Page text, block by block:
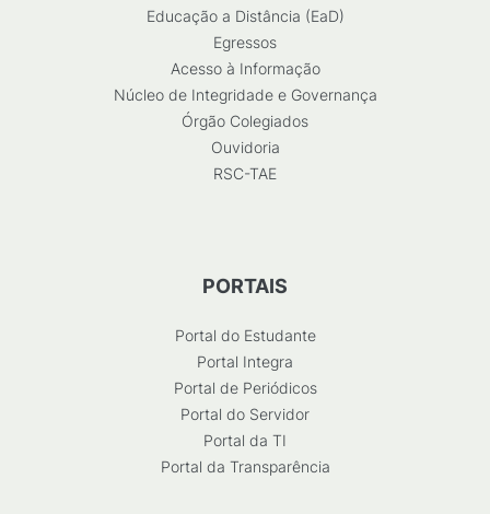
Educação a Distância (EaD)
Egressos
Acesso à Informação
Núcleo de Integridade e Governança
Órgão Colegiados
Ouvidoria
RSC-TAE
PORTAIS
Portal do Estudante
Portal Integra
Portal de Periódicos
Portal do Servidor
Portal da TI
Portal da Transparência